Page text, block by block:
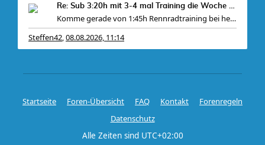
Re: Sub 3:20h mit 3-4 mal Training die Woche machb
Komme gerade von 1:45h Rennradtraining bei herrl
Steffen42,08.08.2026, 11:14
Startseite Foren-Übersicht FAQ Kontakt
Forenregeln
Datenschutz
Alle Zeiten sind UTC+02:00